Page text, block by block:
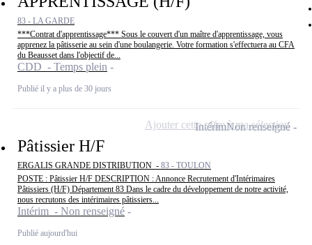
83 - LA GARDE
***Contrat d'apprentissage*** Sous le couvert d'un maître d'apprentissage, vous
apprenez la pâtisserie au sein d'une boulangerie. Votre formation s'effectuera au CFA
du Beausset dans l'objectif de...
CDD - Temps plein
Publié il y a plus de 30 jours
Pâtissier H/F
ERGALIS GRANDE DISTRIBUTION - 83 - TOULON
POSTE : Pâtissier H/F DESCRIPTION : Annonce Recrutement d'Intérimaires
Pâtissiers (H/F) Département 83 Dans le cadre du développement de notre activité,
nous recrutons des intérimaires pâtissiers...
Intérim - Non renseigné
Publié aujourd'hui
IntérimNon renseigné
Ajouter cette offre à ma sélection